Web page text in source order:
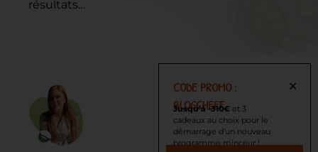
résultats…
CODE PROMO :
BLOGCHEEF
Jusqu’à -310€ et 3
cadeaux au choix pour le
démarrage d’un nouveau
programme minceur !
✕